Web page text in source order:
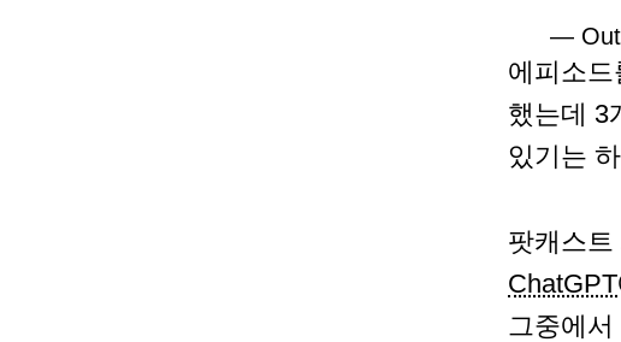
—
에피소드
했는데 3
있기는
팟캐스트
ChatGPT
그중에서